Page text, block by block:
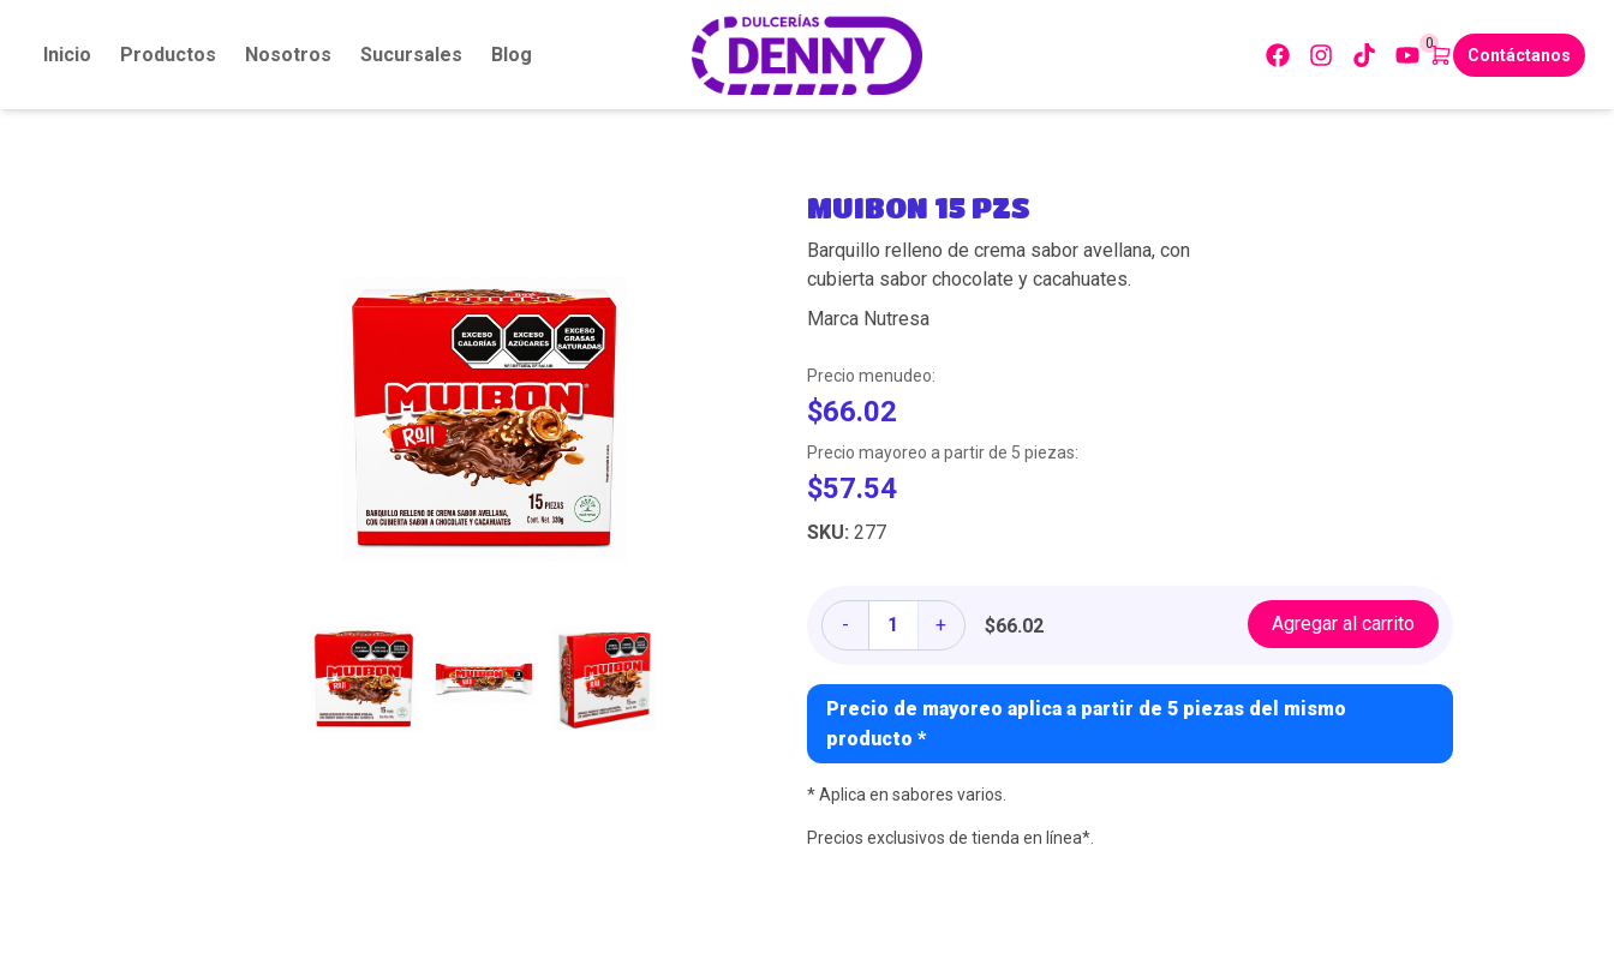
Inicio Productos Nosotros Sucursales Blog Contáctanos
0
MUIBON 15 PZS
Barquillo relleno de crema sabor avellana, con
cubierta sabor chocolate y cacahuates.
Marca Nutresa
Precio menudeo:
$66.02
Precio mayoreo a partir de 5 piezas:
$57.54
SKU: 277
-
Cantidad + $66.02 Agregar al carrito
Precio de mayoreo aplica a partir de 5 piezas del mismo
producto *
* Aplica en sabores varios.
Precios exclusivos de tienda en línea*.